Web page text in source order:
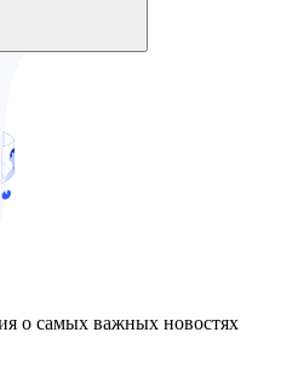
о самых важных новостях